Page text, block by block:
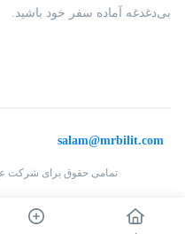
بی‌دغدغه آماده سفر خود باشید.
تمامی حقوق برای
salam@mrbilit.com